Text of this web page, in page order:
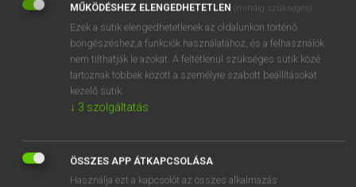
SZOTAR.NET APPLIKÁCIÓ
ONLINE NYELVVIZSGA
MŰKÖDÉSHEZ ELENGEDHETETLEN (mindig szükséges)
Ezek a sütik elengedhetetlenek az oldalunkon történő
böngészéshez,a funkciók használatához, és a felhasználók
nem tilthatják le azokat. A feltétlenül szükséges sütik közé
tartoznak többek között a személyre szabott beállításokat
kezelő sütik.
↓ 3 szolgáltatás
ÖSSZES APP ÁTKAPCSOLÁSA
Használja ezt a kapcsolót az összes alkalmazás